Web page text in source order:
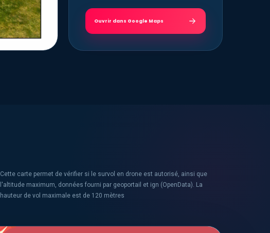
Ouvrir dans Google Maps
Cette carte permet de vérifier si le survol en drone est autorisé, ainsi que
l'altitude maximum, données fourni par geoportail et ign (OpenData). La
hauteur de vol maximale est de 120 mètres